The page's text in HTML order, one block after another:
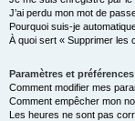
J’ai perdu mon mot de
Pourquoi suis-je
À quoi sert « Supprimer les
Paramètres et
Comment modifier mes
Comment empêcher mon
Les heures ne sont pas